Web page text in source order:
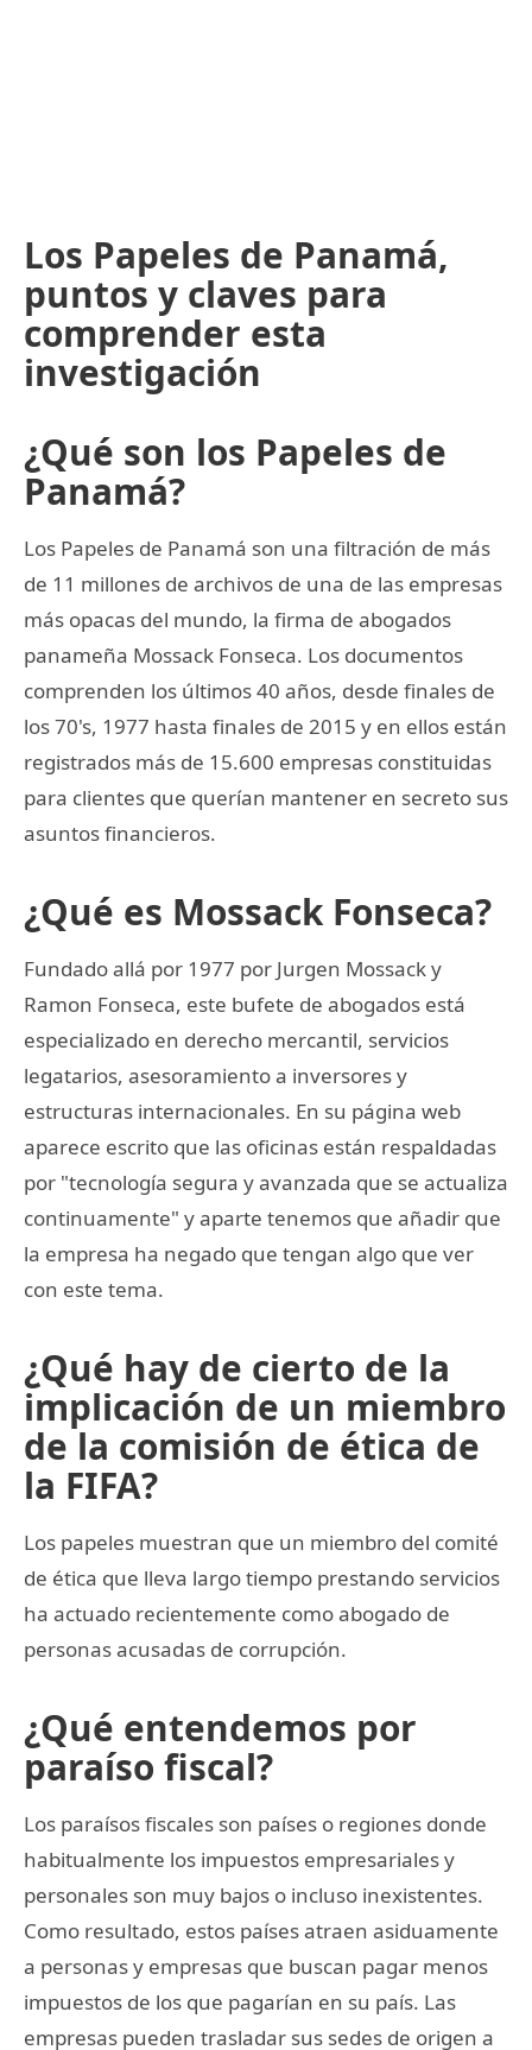
Los Papeles de Panamá,
puntos y claves para
comprender esta
investigación
¿Qué son los Papeles de
Panamá?
Los Papeles de Panamá son una filtración de más
de 11 millones de archivos de una de las empresas
más opacas del mundo, la firma de abogados
panameña Mossack Fonseca. Los documentos
comprenden los últimos 40 años, desde finales de
los 70's, 1977 hasta finales de 2015 y en ellos están
registrados más de 15.600 empresas constituidas
para clientes que querían mantener en secreto sus
asuntos financieros.
¿Qué es Mossack Fonseca?
Fundado allá por 1977 por Jurgen Mossack y
Ramon Fonseca, este bufete de abogados está
especializado en derecho mercantil, servicios
legatarios, asesoramiento a inversores y
estructuras internacionales. En su página web
aparece escrito que las oficinas están respaldadas
por "tecnología segura y avanzada que se actualiza
continuamente" y aparte tenemos que añadir que
la empresa ha negado que tengan algo que ver
con este tema.
¿Qué hay de cierto de la
implicación de un miembro
de la comisión de ética de
la FIFA?
Los papeles muestran que un miembro del comité
de ética que lleva largo tiempo prestando servicios
ha actuado recientemente como abogado de
personas acusadas de corrupción.
¿Qué entendemos por
paraíso fiscal?
Los paraísos fiscales son países o regiones donde
habitualmente los impuestos empresariales y
personales son muy bajos o incluso inexistentes.
Como resultado, estos países atraen asiduamente
a personas y empresas que buscan pagar menos
impuestos de los que pagarían en su país. Las
empresas pueden trasladar sus sedes de origen a